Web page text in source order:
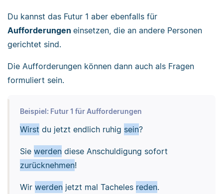
Du kannst das Futur 1 aber ebenfalls für
Aufforderungen einsetzen, die an andere Personen
gerichtet sind.
Die Aufforderungen können dann auch als Fragen
formuliert sein.
Beispiel: Futur 1 für Aufforderungen
Wirst du jetzt endlich ruhig sein?
Sie werdendiese Anschuldigung sofort
zurücknehmen!
Wir werdenjetzt mal Tacheles reden.